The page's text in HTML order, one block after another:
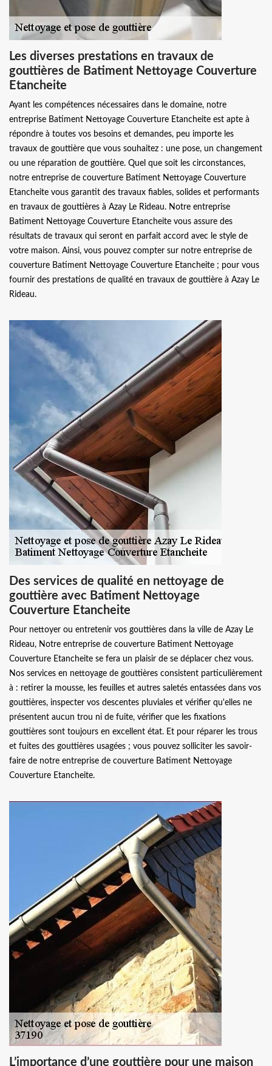
Les diverses prestations en travaux de
gouttières de Batiment Nettoyage Couverture
Etancheite
Ayant les compétences nécessaires dans le domaine, notre
entreprise Batiment Nettoyage Couverture Etancheite est apte à
répondre à toutes vos besoins et demandes, peu importe les
travaux de gouttière que vous souhaitez : une pose, un changement
ou une réparation de gouttière. Quel que soit les circonstances,
notre entreprise de couverture Batiment Nettoyage Couverture
Etancheite vous garantit des travaux fiables, solides et performants
en travaux de gouttières à Azay Le Rideau. Notre entreprise
Batiment Nettoyage Couverture Etancheite vous assure des
résultats de travaux qui seront en parfait accord avec le style de
votre maison. Ainsi, vous pouvez compter sur notre entreprise de
couverture Batiment Nettoyage Couverture Etancheite ; pour vous
fournir des prestations de qualité en travaux de gouttière à Azay Le
Rideau.
Des services de qualité en nettoyage de
gouttière avec Batiment Nettoyage
Couverture Etancheite
Pour nettoyer ou entretenir vos gouttières dans la ville de Azay Le
Rideau, Notre entreprise de couverture Batiment Nettoyage
Couverture Etancheite se fera un plaisir de se déplacer chez vous.
Nos services en nettoyage de gouttières consistent particulièrement
à : retirer la mousse, les feuilles et autres saletés entassées dans vos
gouttières, inspecter vos descentes pluviales et vérifier qu'elles ne
présentent aucun trou ni de fuite, vérifier que les fixations
gouttières sont toujours en excellent état. Et pour réparer les trous
et fuites des gouttières usagées ; vous pouvez solliciter les savoir-
faire de notre entreprise de couverture Batiment Nettoyage
Couverture Etancheite.
L’importance d’une gouttière pour une maison